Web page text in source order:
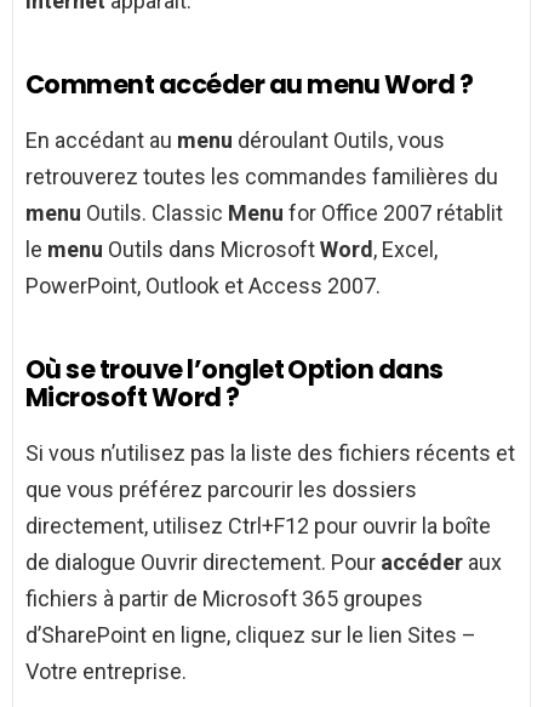
Comment accéder au menu Word ?
En accédant au menu déroulant Outils, vous
retrouverez toutes les commandes familières du
menu Outils. Classic Menu for Office 2007 rétablit
le menu Outils dans MicrosoftWord, Excel,
PowerPoint, Outlook et Access 2007.
Où se trouve l’onglet Option dans
Microsoft Word ?
Si vous n’utilisez pas la liste des fichiers récents et
que vous préférez parcourir les dossiers
directement, utilisez Ctrl+F12 pour ouvrir la boîte
de dialogue Ouvrir directement. Pour accéder aux
fichiers à partir de Microsoft 365 groupes
d’SharePoint en ligne, cliquez sur le lien Sites –
Votre entreprise.